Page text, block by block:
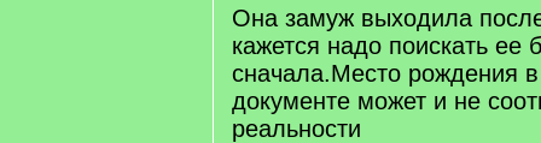
q
]
Она замуж выходила
кажется надо поискать ее
сначала.Место рождения в
документе может и не
реальности